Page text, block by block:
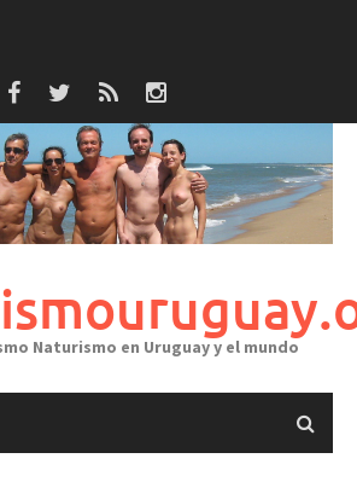
Naturismo en Uruguay y el mundo